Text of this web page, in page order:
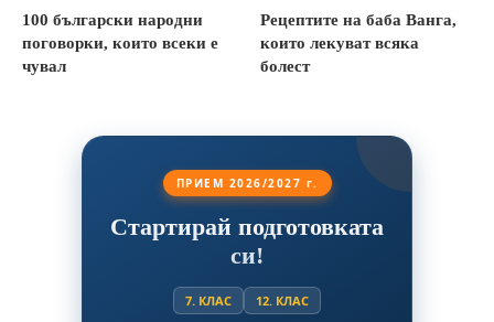
100 български народни
поговорки, които всеки е
чувал
Рецептите на баба Ванга,
които лекуват всяка
болест
ПРИЕМ 2026/2027 г.
Стартирай подготовката
си!
7. КЛАС 12. КЛАС